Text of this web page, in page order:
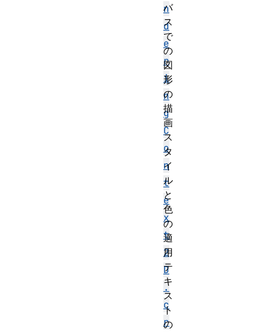
n
d
e
r
i
n
g
C
o
n
t
e
x
t
2
D
.
c
r
バ
ス
で
の
図
形
の
描
画
ス
タ
イ
ル
と
色
の
適
用
テ
キ
ス
ト
の